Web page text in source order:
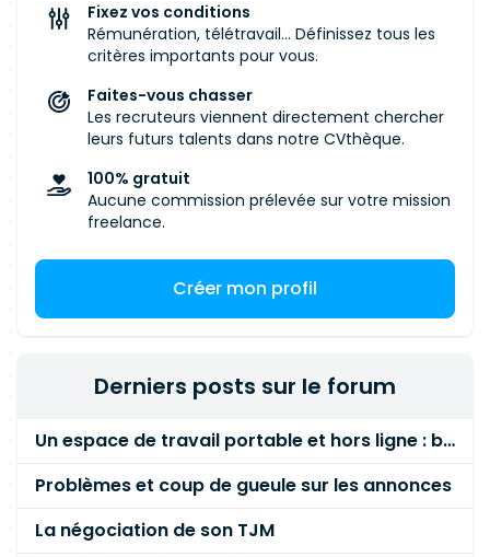
Fixez vos conditions
Rémunération, télétravail... Définissez tous les
critères importants pour vous.
Faites-vous chasser
Les recruteurs viennent directement chercher
leurs futurs talents dans notre CVthèque.
100% gratuit
Aucune commission prélevée sur votre mission
freelance.
Créer mon profil
Derniers posts sur le forum
Un espace de travail portable et hors ligne : besoin réel ou fausse bonne idée ?
Problèmes et coup de gueule sur les annonces
La négociation de son TJM